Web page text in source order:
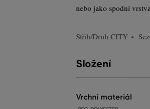
nebo jako spodní
Střih/Druh CITY
Složení
vrchní materiál